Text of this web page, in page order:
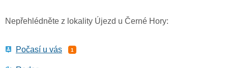
Nepřehlédněte z lokality Újezd u Černé Hory:
Počasí u vás 1